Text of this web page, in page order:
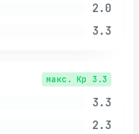
2.0
3.3
макс. Kp 3.3
3.3
2.3